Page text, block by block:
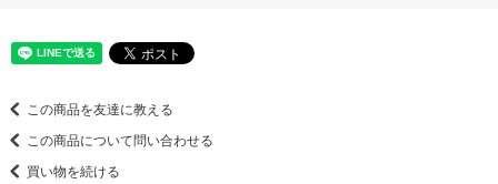
この商品を友達に教える
この商品について問い合わせる
買い物を続ける